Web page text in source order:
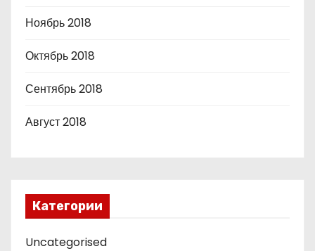
Ноябрь 2018
Октябрь 2018
Сентябрь 2018
Август 2018
Категории
Uncategorised